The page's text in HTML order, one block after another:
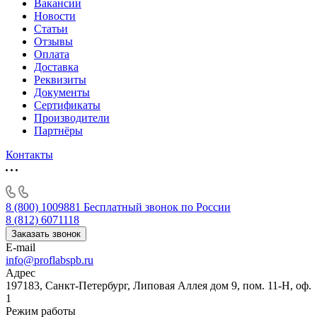
Вакансии
Новости
Статьи
Отзывы
Оплата
Доставка
Реквизиты
Документы
Сертификаты
Производители
Партнёры
Контакты
8 (800) 1009881 Бесплатный звонок по России
8 (812) 6071118
Заказать звонок
E-mail
info@proflabspb.ru
Адрес
197183, Санкт-Петербург, Липовая Аллея дом 9, пом. 11-Н, оф.
1
Режим работы